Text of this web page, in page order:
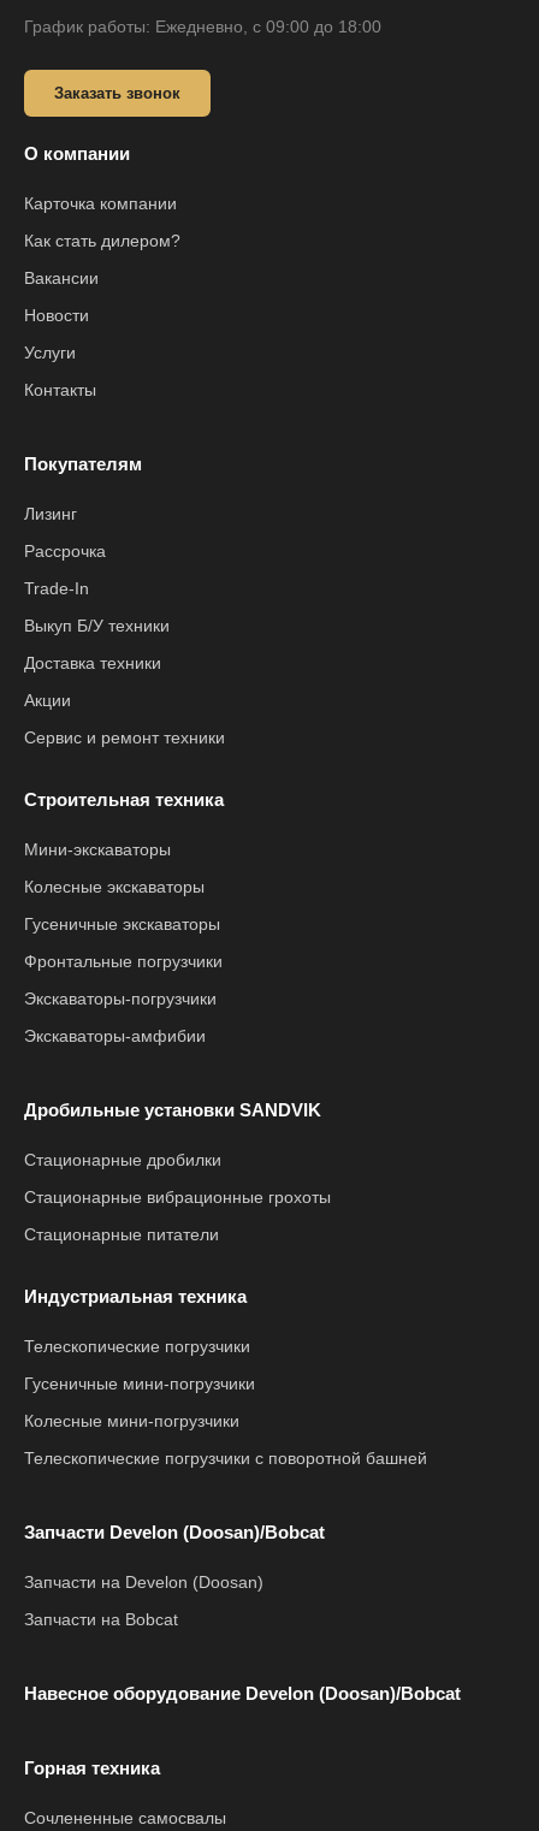
График работы: Ежедневно, с 09:00 до 18:00
Заказать звонок
О компании
Карточка компании
Как стать дилером?
Вакансии
Новости
Услуги
Контакты
Покупателям
Лизинг
Рассрочка
Trade-In
Выкуп Б/У техники
Доставка техники
Акции
Сервис и ремонт техники
Строительная техника
Мини-экскаваторы
Колесные экскаваторы
Гусеничные экскаваторы
Фронтальные погрузчики
Экскаваторы-погрузчики
Экскаваторы-амфибии
Дробильные установки SANDVIK
Стационарные дробилки
Стационарные вибрационные грохоты
Стационарные питатели
Индустриальная техника
Телескопические погрузчики
Гусеничные мини-погрузчики
Колесные мини-погрузчики
Телескопические погрузчики с поворотной башней
Запчасти Develon (Doosan)/Bobcat
Запчасти на Develon (Doosan)
Запчасти на Bobcat
Навесное оборудование Develon (Doosan)/Bobcat
Горная техника
Сочлененные самосвалы